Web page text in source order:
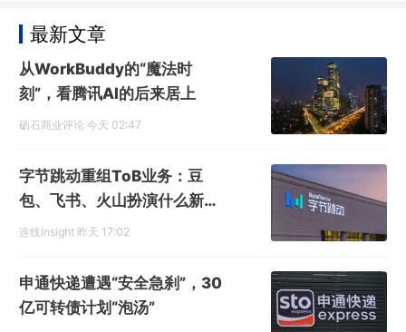
最新文章
从WorkBuddy的“魔法时
刻”，看腾讯AI的后来居上
砺石商业评论 今天 02:47
字节跳动重组ToB业务：豆
包、飞书、火山扮演什么新角
色？
连线Insight 昨天 17:02
申通快递遭遇“安全急刹”，30
亿可转债计划“泡汤”